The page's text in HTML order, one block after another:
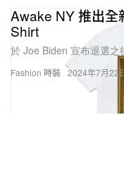
Fashion 時裝
Awake NY 推出全
Shirt
於 Joe Biden 宣布退選之
2024年7月22